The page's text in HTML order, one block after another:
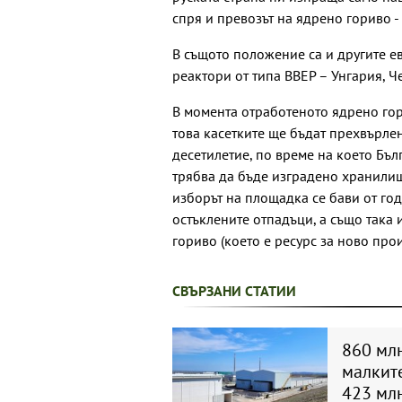
спря и превозът на ядрено гориво
В същото положение са и другите
реактори от типа ВВЕР – Унгария,
В момента отработеното ядрено
това касетките ще бъдат
десетилетие, по време на което
трябва да бъде изградено
изборът на площадка се бави от
остъклените отпадъци, а също така
гориво (което е ресурс за ново
СВЪРЗАНИ СТАТИИ
860
423